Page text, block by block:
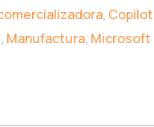
,
, Manufactura, Microsoft